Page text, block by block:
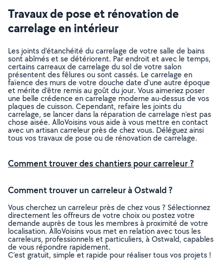
Travaux de pose et rénovation de
carrelage en intérieur
Les joints d’étanchéité du carrelage de votre salle de bains
sont abîmés et se détériorent. Par endroit et avec le temps,
certains carreaux de carrelage du sol de votre salon
présentent des fêlures ou sont cassés. Le carrelage en
faïence des murs de votre douche date d’une autre époque
et mérite d’être remis au goût du jour. Vous aimeriez poser
une belle crédence en carrelage moderne au-dessus de vos
plaques de cuisson. Cependant, refaire les joints du
carrelage, se lancer dans la réparation de carrelage n’est pas
chose aisée. AlloVoisins vous aide à vous mettre en contact
avec un artisan carreleur près de chez vous. Déléguez ainsi
tous vos travaux de pose ou de rénovation de carrelage.
Comment trouver des chantiers pour carreleur ?
Comment trouver un carreleur à Ostwald ?
Vous cherchez un carreleur près de chez vous ? Sélectionnez
directement les offreurs de votre choix ou postez votre
demande auprès de tous les membres à proximité de votre
localisation. AlloVoisins vous met en relation avec tous les
carreleurs, professionnels et particuliers, à Ostwald, capables
de vous répondre rapidement.
C’est gratuit, simple et rapide pour réaliser tous vos projets !